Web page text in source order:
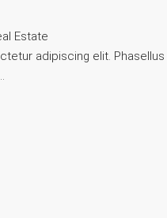
Estate
adipiscing elit. Phasellus